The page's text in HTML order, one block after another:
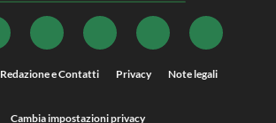
Redazione e Contatti Privacy Note legali
Cambia impostazioni privacy